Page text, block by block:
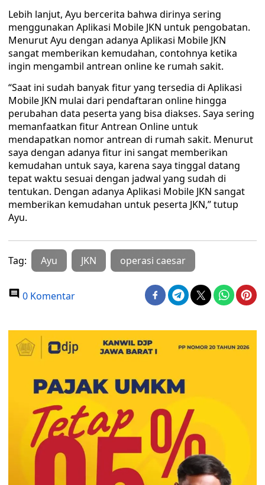
Lebih lanjut, Ayu bercerita bahwa dirinya sering
menggunakan Aplikasi Mobile JKN untuk pengobatan.
Menurut Ayu dengan adanya Aplikasi Mobile JKN
sangat memberikan kemudahan, contohnya ketika
ingin mengambil antrean online ke rumah sakit.
“Saat ini sudah banyak fitur yang tersedia di Aplikasi
Mobile JKN mulai dari pendaftaran online hingga
perubahan data peserta yang bisa diakses. Saya sering
memanfaatkan fitur Antrean Online untuk
mendapatkan nomor antrean di rumah sakit. Menurut
saya dengan adanya fitur ini sangat memberikan
kemudahan untuk saya, karena saya tinggal datang
tepat waktu sesuai dengan jadwal yang sudah di
tentukan. Dengan adanya Aplikasi Mobile JKN sangat
memberikan kemudahan untuk peserta JKN,” tutup
Ayu.
Tag: Ayu JKN operasi caesar
0 Komentar